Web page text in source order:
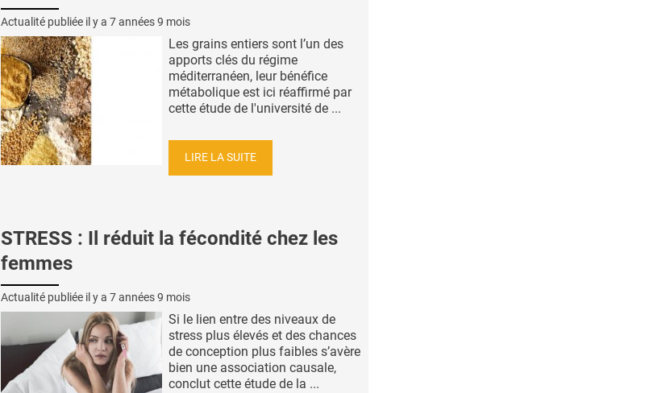
Actualité publiée il y a 7 années 9 mois
Les grains entiers sont l’un des
apports clés du régime
méditerranéen, leur bénéfice
métabolique est ici réaffirmé par
cette étude de l'université de ...
LIRE LA SUITE
STRESS : Il réduit la fécondité chez les
femmes
Actualité publiée il y a 7 années 9 mois
Si le lien entre des niveaux de
stress plus élevés et des chances
de conception plus faibles s’avère
bien une association causale,
conclut cette étude de la ...